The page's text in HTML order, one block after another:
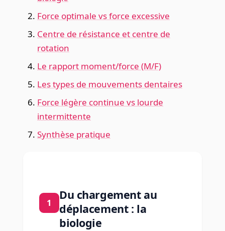
Force optimale vs force excessive
Centre de résistance et centre de
rotation
Le rapport moment/force (M/F)
Les types de mouvements dentaires
Force légère continue vs lourde
intermittente
Synthèse pratique
1
Du chargement au
déplacement : la
biologie